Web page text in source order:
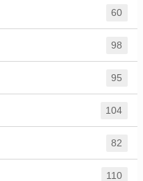
60
98
95
104
82
110